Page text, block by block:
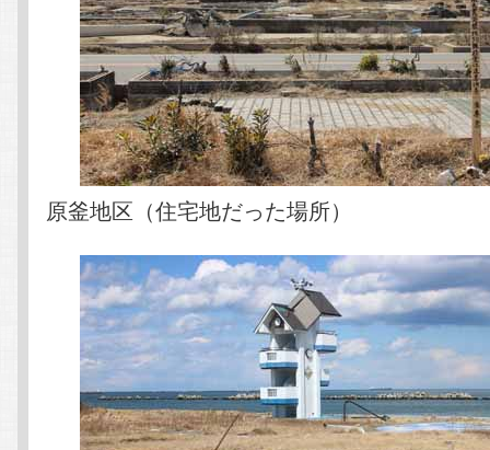
原釜地区（住宅地だった場所）